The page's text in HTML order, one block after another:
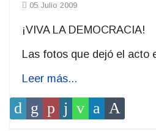
05 Julio 2009
¡VIVA LA DEMOCRACIA!
Las fotos que dejó el acto
Leer más...